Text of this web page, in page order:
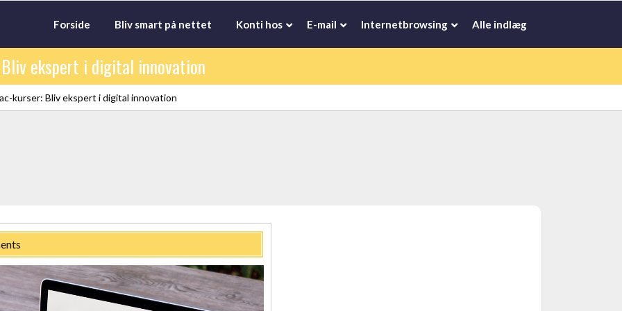
Forside Bliv smart på nettet Konti hos E-mail Internetbrowsing Alle indlæg
ekspert i digital innovation
kurser: Bliv ekspert i digital innovation